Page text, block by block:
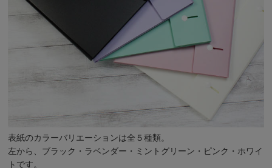
表紙のカラーバリエーションは全５種類。
左から、ブラック・ラベンダー・ミントグリーン・ピンク・ホワイ
トです。